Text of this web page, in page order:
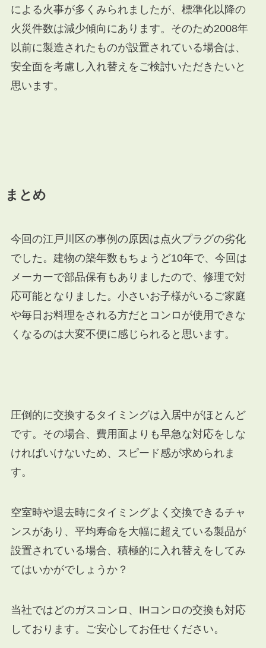
による火事が多くみられましたが、標準化以降の
火災件数は減少傾向にあります。そのため2008年
以前に製造されたものが設置されている場合は、
安全面を考慮し入れ替えをご検討いただきたいと
思います。
まとめ
今回の江戸川区の事例の原因は点火プラグの劣化
でした。建物の築年数もちょうど10年で、今回は
メーカーで部品保有もありましたので、修理で対
応可能となりました。小さいお子様がいるご家庭
や毎日お料理をされる方だとコンロが使用できな
くなるのは大変不便に感じられると思います。
圧倒的に交換するタイミングは入居中がほとんど
です。その場合、費用面よりも早急な対応をしな
ければいけないため、スピード感が求められま
す。
空室時や退去時にタイミングよく交換できるチャ
ンスがあり、平均寿命を大幅に超えている製品が
設置されている場合、積極的に入れ替えをしてみ
てはいかがでしょうか？
当社ではどのガスコンロ、IHコンロの交換も対応
しております。ご安心してお任せください。